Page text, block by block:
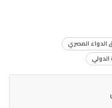
المصري